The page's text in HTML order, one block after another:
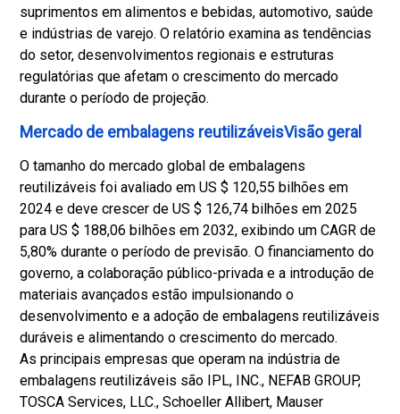
suprimentos em alimentos e bebidas, automotivo, saúde
e indústrias de varejo. O relatório examina as tendências
do setor, desenvolvimentos regionais e estruturas
regulatórias que afetam o crescimento do mercado
durante o período de projeção.
Mercado de embalagens reutilizáveisVisão geral
O tamanho do mercado global de embalagens
reutilizáveis ​​foi avaliado em US $ 120,55 bilhões em
2024 e deve crescer de US $ 126,74 bilhões em 2025
para US $ 188,06 bilhões em 2032, exibindo um CAGR de
5,80% durante o período de previsão. O financiamento do
governo, a colaboração público-privada e a introdução de
materiais avançados estão impulsionando o
desenvolvimento e a adoção de embalagens reutilizáveis
​​duráveis ​​e alimentando o crescimento do mercado.
As principais empresas que operam na indústria de
embalagens reutilizáveis ​​são IPL, INC., NEFAB GROUP,
TOSCA Services, LLC., Schoeller Allibert, Mauser